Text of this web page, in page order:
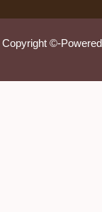
Copyright ©-